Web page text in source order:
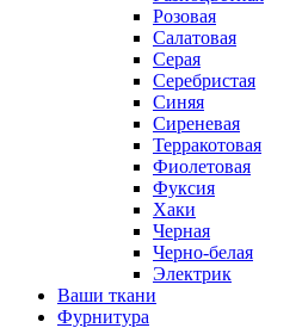
Розовая
Салатовая
Серая
Серебристая
Синяя
Сиреневая
Терракотовая
Фиолетовая
Фуксия
Хаки
Черная
Черно-белая
Электрик
Ваши ткани
Фурнитура